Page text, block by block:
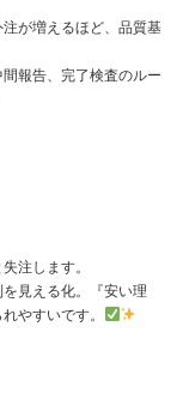
が増えるほど、品質基
報告、完了検査のルー
注します。
見える化。『安い理
やすいです。